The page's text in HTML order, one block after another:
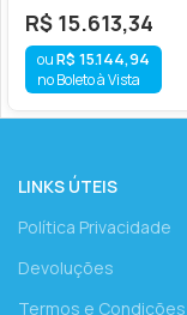
R$ 15.613,34
R$ 15.144,94
no Boleto à Vista
LINKS ÚTEIS
Política Privacidade
Devoluções
Termos e